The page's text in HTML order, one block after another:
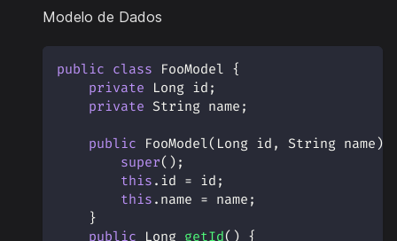
Modelo de Dados
public class FooModel {
private
Long id ;
private String name ;
public FooModel( Long id , String name )
super( ) ;
this . id = id ;
this . name = name ;
}
public
Long getId( ) {